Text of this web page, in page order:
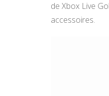
de Xbox Live
accessoires.